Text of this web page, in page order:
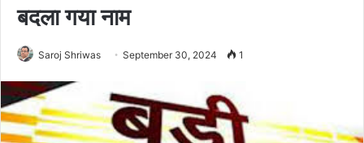
बदला गया नाम
Saroj Shriwas September 30, 2024 1